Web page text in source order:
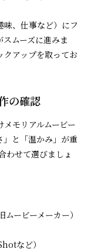
、仕事など）にフ
ムーズに進みま
アップを取ってお
の確認
モリアルムービー
と「温かみ」が重
わせて選びましょ
ービーメーカー）
など）